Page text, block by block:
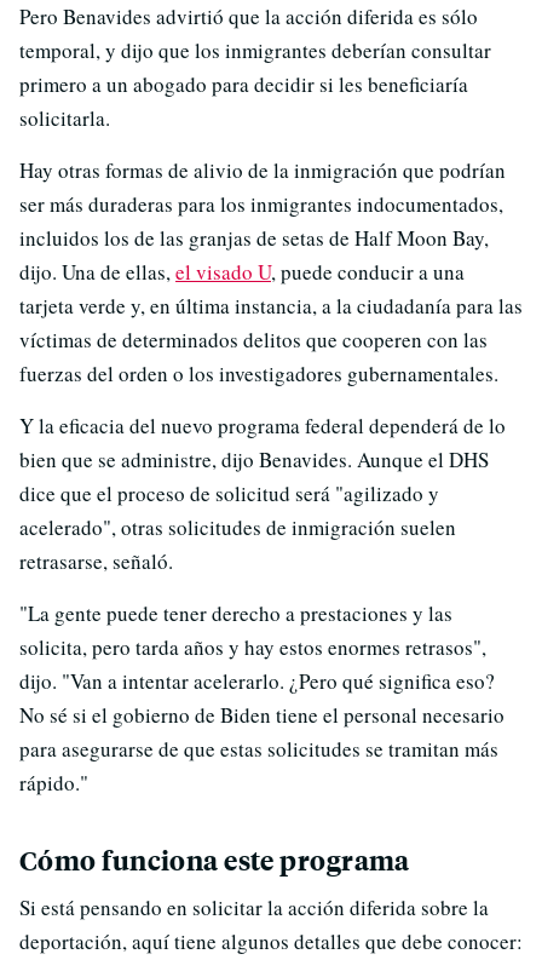
Pero Benavides advirtió que la acción diferida es sólo
temporal, y dijo que los inmigrantes deberían consultar
primero a un abogado para decidir si les beneficiaría
solicitarla.
Hay otras formas de alivio de la inmigración que podrían
ser más duraderas para los inmigrantes indocumentados,
incluidos los de las granjas de setas de Half Moon Bay,
dijo. Una de ellas,el visado U, puede conducir a una
tarjeta verde y, en última instancia, a la ciudadanía para las
víctimas de determinados delitos que cooperen con las
fuerzas del orden o los investigadores gubernamentales.
Y la eficacia del nuevo programa federal dependerá de lo
bien que se administre, dijo Benavides. Aunque el DHS
dice que el proceso de solicitud será "agilizado y
acelerado", otras solicitudes de inmigración suelen
retrasarse, señaló.
"La gente puede tener derecho a prestaciones y las
solicita, pero tarda años y hay estos enormes retrasos",
dijo. "Van a intentar acelerarlo. ¿Pero qué significa eso?
No sé si el gobierno de Biden tiene el personal necesario
para asegurarse de que estas solicitudes se tramitan más
rápido."
Cómo funciona este programa
Si está pensando en solicitar la acción diferida sobre la
deportación, aquí tiene algunos detalles que debe conocer: